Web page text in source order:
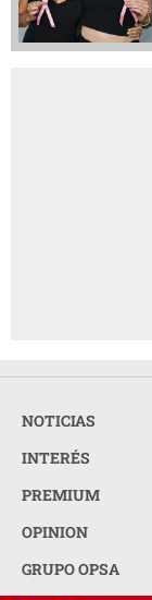
NOTICIAS
INTERÉS
PREMIUM
OPINION
GRUPO OPSA